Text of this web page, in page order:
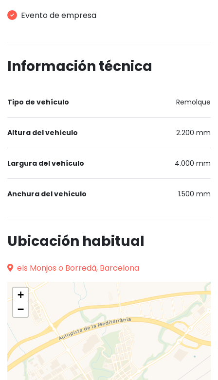
Evento de empresa
Información técnica
Tipo de vehículo Remolque
Altura del vehículo 2.200 mm
Largura del vehículo 4.000 mm
Anchura del vehículo 1.500 mm
Ubicación habitual
els Monjos o Borredà, Barcelona
+
−